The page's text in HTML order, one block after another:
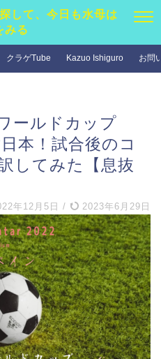
して、今日も水母は
みる
クラゲTube Kazuo Ishiguro お問
ールドカップ
本！試合後のコ
してみた【息抜
年12月5日 / 2023年6月29日